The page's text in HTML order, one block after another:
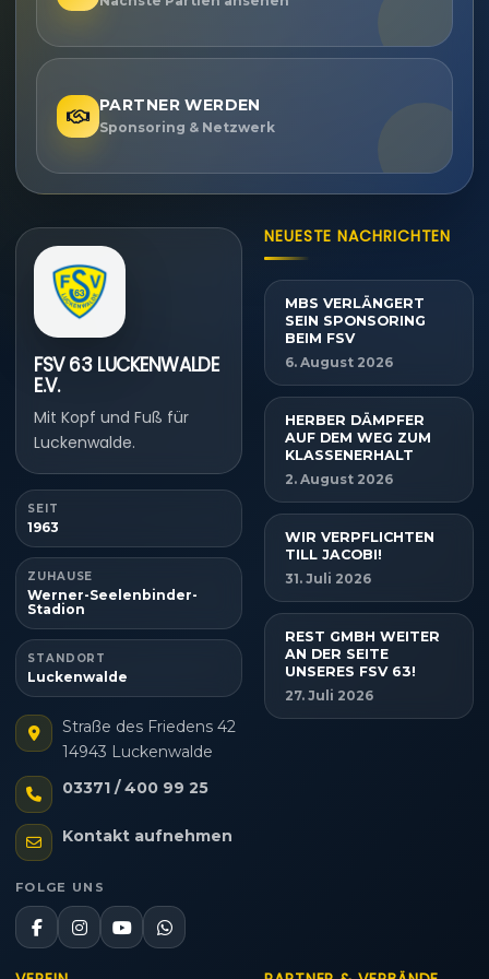
PARTNER WERDEN
Sponsoring & Netzwerk
FSV 63 LUCKENWALDE
E.V.
Mit Kopf und Fuß für
Luckenwalde.
SEIT
1963
ZUHAUSE
Werner-Seelenbinder-
Stadion
STANDORT
Luckenwalde
Straße des Friedens 42
14943 Luckenwalde
03371 / 400 99 25
Kontakt aufnehmen
FOLGE UNS
NEUESTE NACHRICHTEN
MBS VERLÄNGERT
SEIN SPONSORING
BEIM FSV
6. August 2026
HERBER DÄMPFER
AUF DEM WEG ZUM
KLASSENERHALT
2. August 2026
WIR VERPFLICHTEN
TILL JACOBI!
31. Juli 2026
REST GMBH WEITER
AN DER SEITE
UNSERES FSV 63!
27. Juli 2026